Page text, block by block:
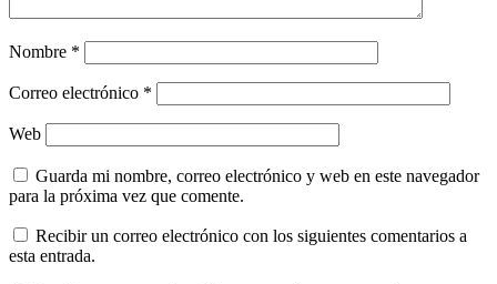
Nombre *
Correo electrónico *
Web
Guarda mi nombre, correo electrónico y web en este navegador
para la próxima vez que comente.
Recibir un correo electrónico con los siguientes comentarios a
esta entrada.